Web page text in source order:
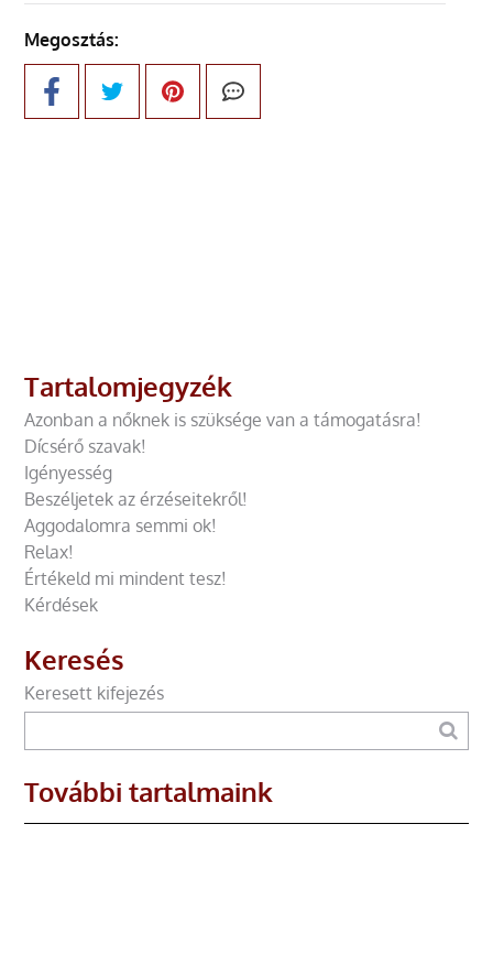
Megosztás:
Tartalomjegyzék
Azonban a nőknek is szüksége van a támogatásra!
Dícsérő szavak!
Igényesség
Beszéljetek az érzéseitekről!
Aggodalomra semmi ok!
Relax!
Értékeld mi mindent tesz!
Kérdések
Keresés
Keresett kifejezés
További tartalmaink